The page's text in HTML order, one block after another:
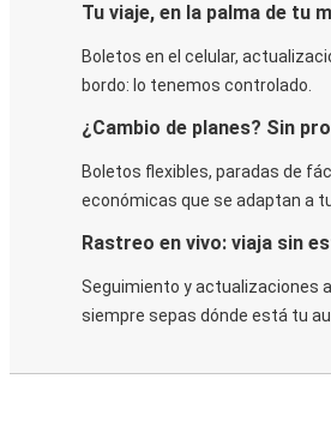
Tu viaje, en la palma de tu
Boletos en el celular,
bordo: lo tenemos controlado.
¿Cambio de planes? Sin
Boletos flexibles, paradas de
económicas que se adaptan a
Rastreo en vivo: viaja sin
Seguimiento y actualizaciones
siempre sepas dónde está tu